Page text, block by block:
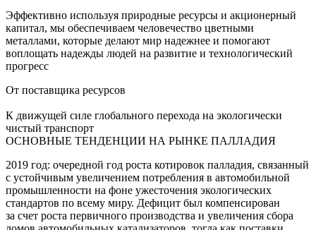
Эффективно используя природные ресурсы и акционерный
капитал, мы обеспечиваем человечество цветными
металлами, которые делают мир надежнее и помогают
воплощать надежды людей на развитие и технологический
прогресс
От поставщика ресурсов
К движущей силе глобального перехода на экологически
чистый транспорт
ОСНОВНЫЕ ТЕНДЕНЦИИ НА РЫНКЕ ПАЛЛАДИЯ
2019 год: очередной год роста котировок палладия, связанный
с устойчивым увеличением потребления в автомобильной
промышленности на фоне ужесточения экологических
стандартов по всему миру. Дефицит был компенсирован
за счет роста первичного производства и увеличения сбора